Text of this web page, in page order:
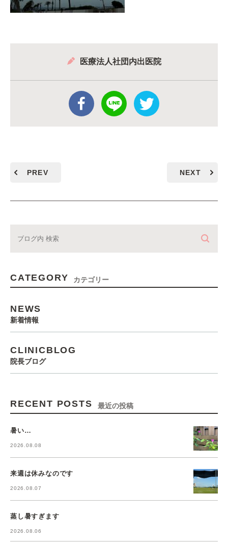
医療法人社団内出医院
PREV NEXT
CATEGORY カテゴリー
NEWS
新着情報
CLINICBLOG
院長ブログ
RECENT POSTS 最近の投稿
暑い…
2026.08.08
来週は休みなのです
2026.08.07
蒸し暑すぎます
2026.08.06